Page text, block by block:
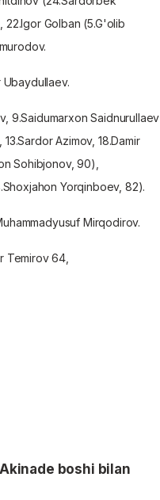
22.Igor Golban (5.G'olib
Ubaydullaev.
9.Saidumarxon Saidnurullaev
13.Sardor Azimov, 18.Damir
Sohibjonov, 90),
Yorqinboev, 82).
Mirqodirov.
Temirov 64,
boshi bilan